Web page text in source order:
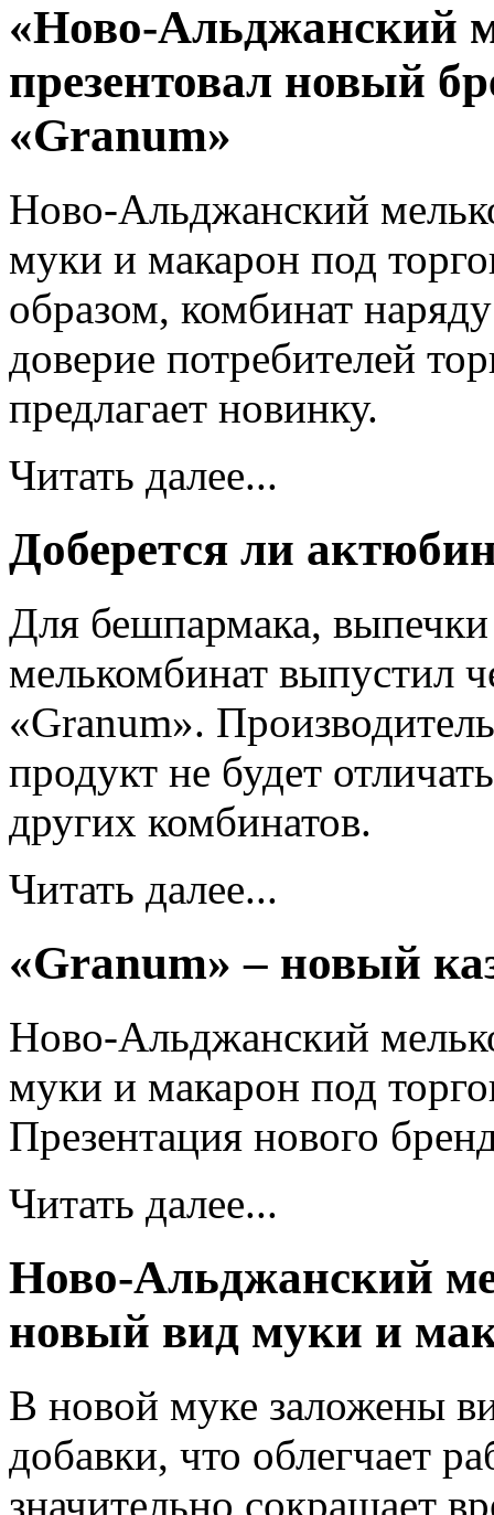
«Ново-Альджанский
презентовал новый
«Granum»
Ново-Альджанский
муки и макарон под
образом, комбинат
доверие потребителей
предлагает новинку.
Читать далее...
Доберется ли
Для бешпармака,
мелькомбинат выпустил
«Granum».
продукт не будет
других комбинатов.
Читать далее...
«Granum» – новый
Ново-Альджанский
муки и макарон под
Презентация нового
Читать далее...
Ново-Альджанский
новый вид муки и
В новой муке заложены
добавки, что облегчает
значительно сокращает